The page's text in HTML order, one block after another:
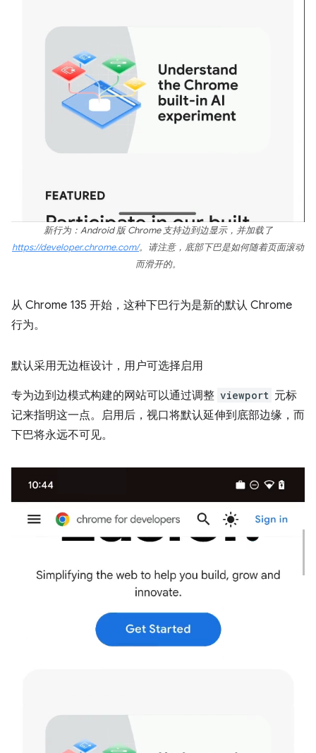
新行为：Android 版 Chrome 支持边到边显示，并加载了
https://developer.chrome.com/。请注意，底部下巴是如何随着页面滚动
而滑开的。
从 Chrome 135 开始，这种下巴行为是新的默认 Chrome
行为。
默认采用无边框设计，用户可选择启用
专为边到边模式构建的网站可以通过调整 viewport 元标
记来指明这一点。启用后，视口将默认延伸到底部边缘，而
下巴将永远不可见。